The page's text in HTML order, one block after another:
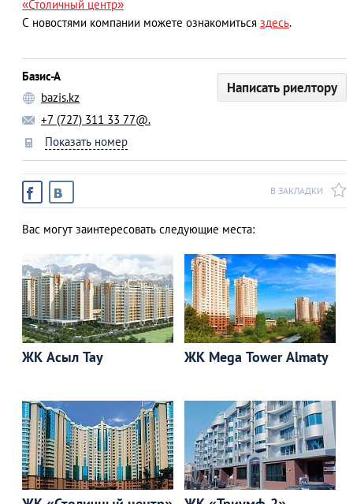
«Столичный центр»
С новостями компании можете ознакомиться здесь.
Базис-А
bazis.kz
+7 (727) 311 33 77@.
Показать номер
Написать риелтору
В ЗАКЛАДКИ
Вас могут заинтересовать следующие места:
ЖК Асыл Тау ЖК Mega Tower Almaty